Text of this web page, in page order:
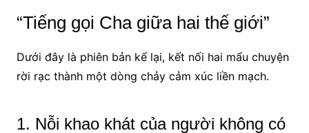
“Tiếng gọi Cha giữa hai thế giới”
Dưới đây là phiên bản kể lại, kết nối hai mẩu chuyện
rời rạc thành một dòng chảy cảm xúc liền mạch.
1. Nỗi khao khát của người không có